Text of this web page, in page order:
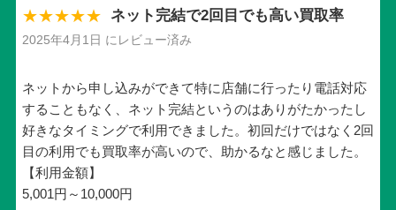
★★★★★ ネット完結で2回目でも高い買取率
2025年4月1日 にレビュー済み
ネットから申し込みができて特に店舗に行ったり電話対応
することもなく、ネット完結というのはありがたかったし
好きなタイミングで利用できました。初回だけではなく2回
目の利用でも買取率が高いので、助かるなと感じました。
【利用金額】
5,001円～10,000円